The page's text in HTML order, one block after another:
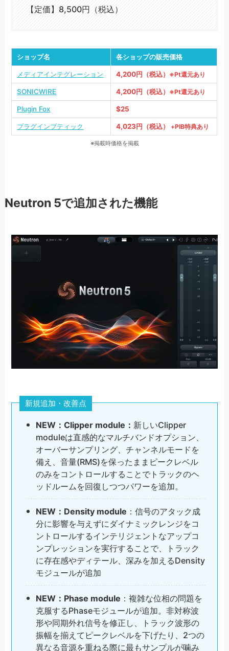
【定価】8,500円（税込）
ショップ名 各ショップの販売価格
メディアインテグレーション 4,200円（税込） ※Pt還元あり
SONICWIRE 4,200円（税込） ※Pt還元あり
Plugin Fox $25
プラグインブティック 4,023円（税込） +PIB特典あり
※掲載時価格を掲載
Neutron 5で追加された機能
新規追加・改善点
NEW：Clipper module： 新しいClipper
moduleは直感的なマルチバンドオプション、
オーバーサンプリング、チャンネルモードを
備え、音量(RMS)を保ったままピークレベル
のみをコントロールすることでトラックのヘ
ッドルームを回復しつつパワーを追加。
NEW：Density module ：信号のアタック成
分に影響を与えずにダイナミックレンジをコ
ントロールするインテリジェントなアップコ
ンプレッションを実行することで、トラック
に存在感やディテール、深みを加えるDensity
モジュールが追加
NEW：Phase module ：複雑な位相の問題を
克服するPhaseモジュールが追加。非対称波
形や同期外れ信号を修正し、トラック波形の
振幅を揃えてピークレベルを下げたり、2つの
異なる音源を重ねる際に最もサンプルが噛み